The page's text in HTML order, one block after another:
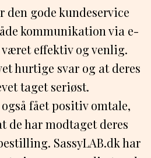
den gode kundeservice
kommunikation via e-
effektiv og venlig.
hurtige svar og at deres
taget seriøst.
fået positiv omtale,
de har modtaget deres
SassyLAB.dk har